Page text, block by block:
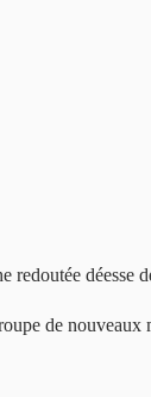
redoutée déesse
de nouveaux